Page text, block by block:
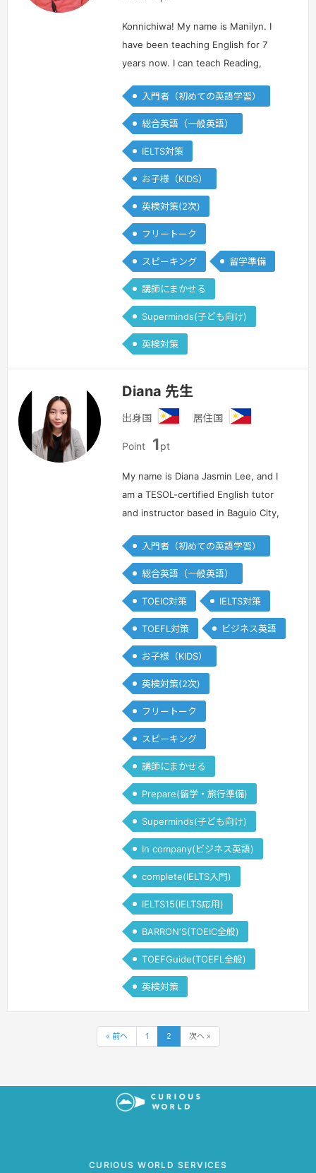
ピ
ン
ピ
ン
Konnichiwa! My name is Manilyn. I
have been teaching English for 7
years now. I can teach Reading,
you want to improve your English
Skills, enroll in my my class. S…
を見る »
入門者（初めての英語学習）
総合英語（一般英語）
IELTS対策
お子様（KIDS）
英検対策(2次)
フリートーク
スピーキング 留学準備
講師にまかせる
Superminds(子ども向け)
英検対策
Diana 先生
出身国
ィ
ピ
ン
居住国
ピ
ン
Point 1pt
My name is Diana Jasmin Lee, and I
am a TESOL-certified English tutor
and instructor based in Baguio City,
experience in teaching English as a
second language (ES…続きを見る »
入門者（初めての英語学習）
総合英語（一般英語）
TOEIC対策 IELTS対策
TOEFL対策 ビジネス英語
お子様（KIDS）
英検対策(2次)
フリートーク
スピーキング
講師にまかせる
Prepare(留学・旅行準備)
Superminds(子ども向け)
In company(ビジネス英語)
complete(IELTS入門)
IELTS15(IELTS応用)
BARRON‘S(TOEIC全般)
TOEFGuide(TOEFL全般)
英検対策
« 前へ 1 2 次へ »
CURIOUS WORLD SERVICES